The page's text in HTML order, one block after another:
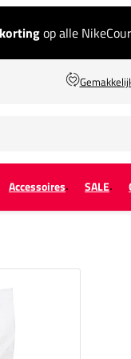
op alle
Accessoires SALE